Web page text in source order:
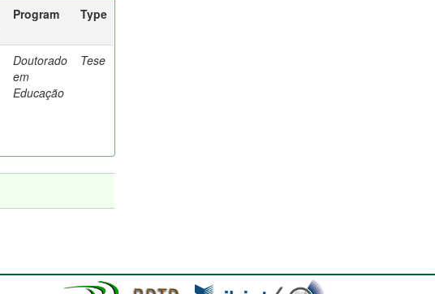
Program Type
Doutorado
em
Educação
Tese